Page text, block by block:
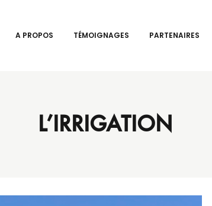
A PROPOS TÉMOIGNAGES PARTENAIRES
L’IRRIGATION